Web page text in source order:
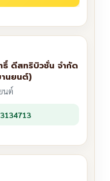
ธิ์ ดีสทริบิวชั่น จำกัด
นยนต์)
นต์